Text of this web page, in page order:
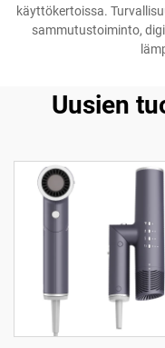
käyttökertoissa.
sammutustoiminto,
Uusien